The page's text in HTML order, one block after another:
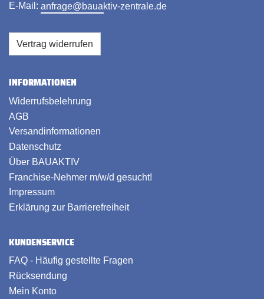
E-Mail: anfrage@bauaktiv-zentrale.de
Vertrag widerrufen
INFORMATIONEN
Widerrufsbelehrung
AGB
Versandinformationen
Datenschutz
Über BAUAKTIV
Franchise-Nehmer m/w/d gesucht!
Impressum
Erklärung zur Barrierefreiheit
KUNDENSERVICE
FAQ - Häufig gestellte Fragen
Rücksendung
Mein Konto